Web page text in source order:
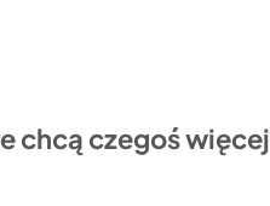
chcą czegoś więcej